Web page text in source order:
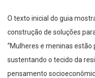
O texto inicial do guia
construção de soluções
“Mulheres e meninas estão
sustentando o tecido da
pensamento